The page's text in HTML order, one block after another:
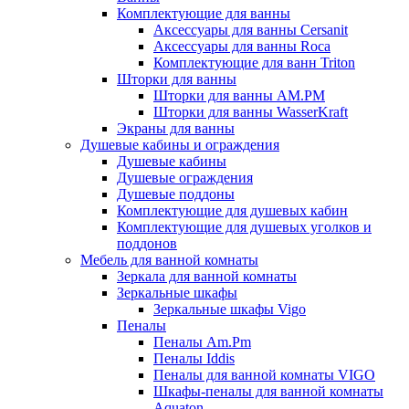
Комплектующие для ванны
Аксессуары для ванны Cersanit
Аксессуары для ванны Roca
Комплектующие для ванн Triton
Шторки для ванны
Шторки для ванны AM.PM
Шторки для ванны WasserKraft
Экраны для ванны
Душевые кабины и ограждения
Душевые кабины
Душевые ограждения
Душевые поддоны
Комплектующие для душевых кабин
Комплектующие для душевых уголков и
поддонов
Мебель для ванной комнаты
Зеркала для ванной комнаты
Зеркальные шкафы
Зеркальные шкафы Vigo
Пеналы
Пеналы Am.Pm
Пеналы Iddis
Пеналы для ванной комнаты VIGO
Шкафы-пеналы для ванной комнаты